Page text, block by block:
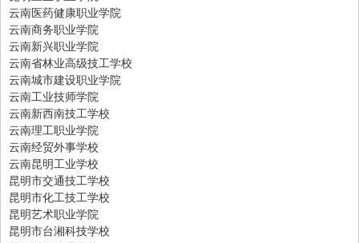
云南医药健康职业学院
云南商务职业学院
云南新兴职业学院
云南省林业高级技工学校
云南城市建设职业学院
云南工业技师学院
云南新西南技工学校
云南理工职业学院
云南经贸外事学校
云南昆明工业学校
昆明市交通技工学校
昆明市化工技工学校
昆明艺术职业学院
昆明市台湘科技学校